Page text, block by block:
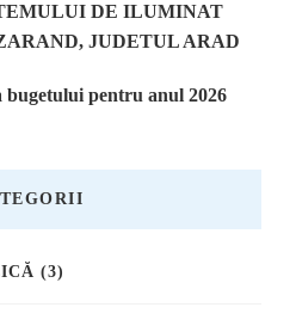
DE ILUMINAT
JUDETUL ARAD
pentru anul 2026
(3)